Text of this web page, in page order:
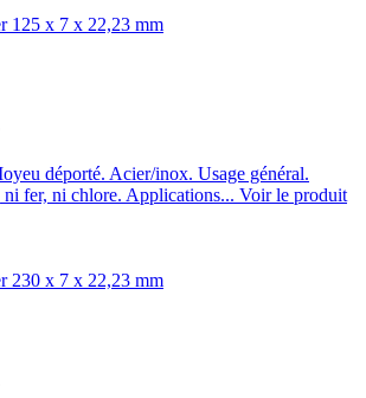
125 x 7 x 22,23 mm
déporté. Acier/inox. Usage général.
ni fer, ni chlore. Applications... Voir le produit
230 x 7 x 22,23 mm